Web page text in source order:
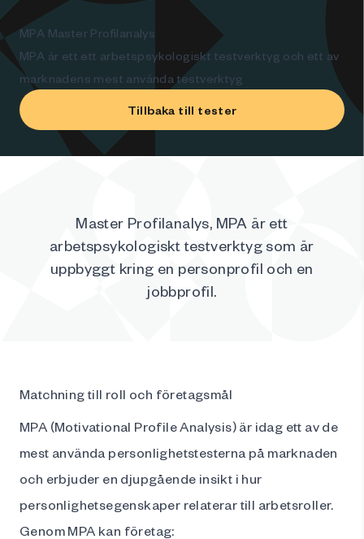
MPA Master Profilanalys
MPA är ett ett arbetspsykologiskt testverktyg och ett av
marknadens mest använda testverktyg
Tillbaka till tester
Master Profilanalys, MPA är ett
arbetspsykologiskt testverktyg som är
uppbyggt kring en personprofil och en
jobbprofil.
Matchning till roll och företagsmål
MPA (Motivational Profile Analysis) är idag ett av de
mest använda personlighetstesterna på marknaden
och erbjuder en djupgående insikt i hur
personlighetsegenskaper relaterar till arbetsroller.
Genom MPA kan företag: